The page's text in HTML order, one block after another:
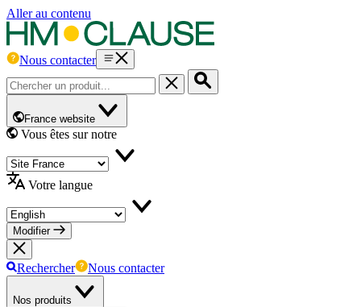
Aller au contenu
Nous contacter
France website
Vous êtes sur notre
Votre langue
Modifier
Rechercher Nous contacter
Nos produits